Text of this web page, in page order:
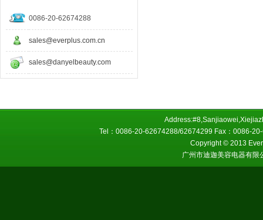
0086-20-62674288
sales@everplus.com.cn
sales@danyelbeauty.com
Tel：0086-20-62674288/62674299 Fax：0086-
Copyright © 2013
广州市迪迦美容电器有限